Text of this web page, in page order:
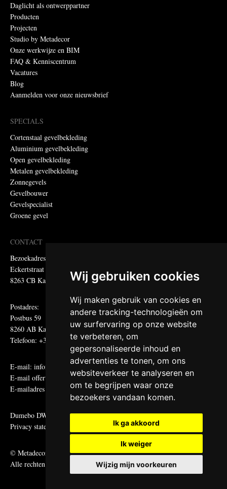
Wij gebruiken cookies
Wij maken gebruik van cookies en
andere tracking-technologieën om
uw surfervaring op onze website
te verbeteren, om
gepersonaliseerde inhoud en
advertenties te tonen, om ons
websiteverkeer te analyseren en
om te begrijpen waar onze
bezoekers vandaan komen.
Ik ga akkoord
Ik weiger
Wijzig mijn voorkeuren
Daglicht als ontwerppartner
Producten
Projecten
Studio by Metadecor
Onze werkwijze en BIM
FAQ & Kenniscentrum
Vacatures
Blog
Aanmelden voor onze nieuwsbrief
SPECIALS
Cortenstaal gevelbekleding
Aluminium gevelbekleding
Open gevelbekleding
Metalen gevelbekleding
Zonnegevels
Gevelbouwer
Gevelspecialist
Groene gevel
CONTACT
Bezoekadres:
Eckertstraat 75
8263 CB Kampen
Postadres:
Postbus 59
8260 AB Kampen
Telefoon: +31 (0)38 331 81 81
E-mail: informatie@metadecor.nl
E-mail offertes:
calculatie@metadecor.nl
E-mailadres administratie:facturen@metadecor.nl
Dumebo DWS voorwaarden
Privacy statement
© Metadecor
Alle rechten voorbehouden